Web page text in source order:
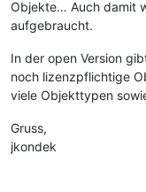
Objekte… Auch damit
aufgebraucht.
In der open Version
noch lizenzpflichtige
viele Objekttypen
Gruss,
jkondek